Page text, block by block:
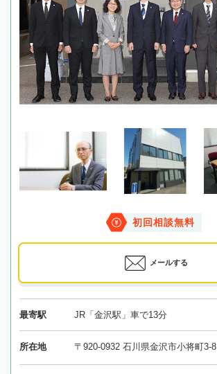
初回相談無料
メールする
最寄駅 JR「金沢駅」車で13分
所在地 〒920-0932 石川県金沢市小将町3-8